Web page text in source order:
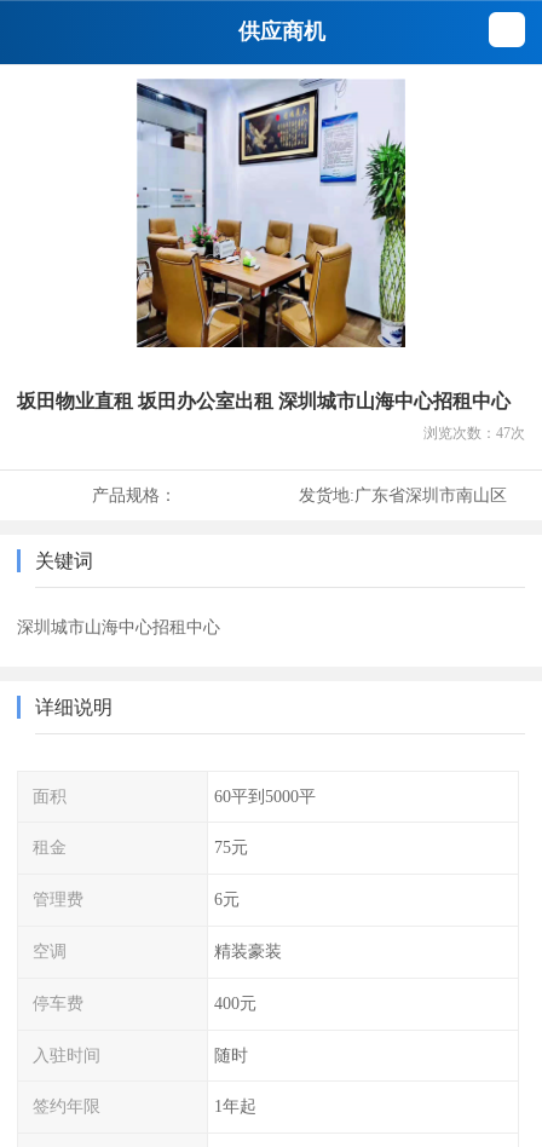
供应商机
坂田物业直租 坂田办公室出租 深圳城市山海中心招租中心
浏览次数： 47次
产品规格： 发货地:广东省深圳市南山区
关键词
深圳城市山海中心招租中心
详细说明
面积 60平到5000平
租金 75元
管理费 6元
空调 精装豪装
停车费 400元
入驻时间 随时
签约年限 1年起